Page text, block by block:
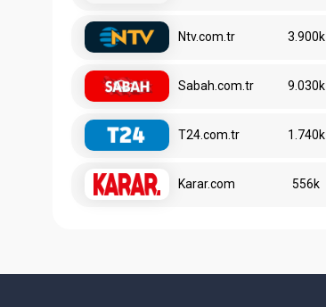
Ntv.com.tr 3.900k
Sabah.com.tr 9.030k
T24.com.tr 1.740k
Karar.com 556k